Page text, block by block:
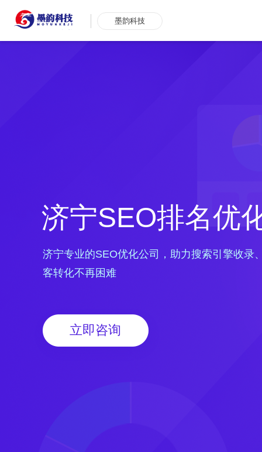
墨韵科技
济宁SEO排名优
济宁专业的SEO优化公司，助力搜索引擎收录
客转化不再困难
立即咨询